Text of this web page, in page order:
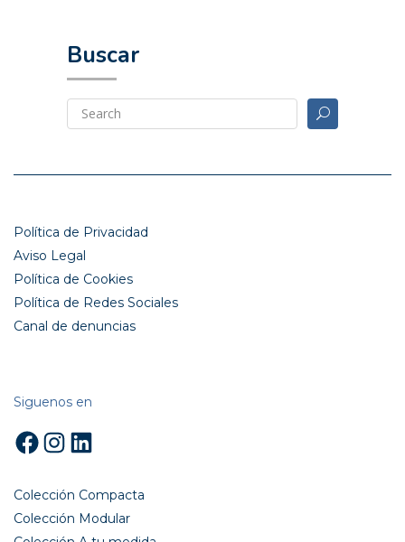
Buscar
Política de Privacidad
Aviso Legal
Política de Cookies
Política de Redes Sociales
Canal de denuncias
Siguenos en
Facebook
Instagram
LinkedIn
Colección Compacta
Colección Modular